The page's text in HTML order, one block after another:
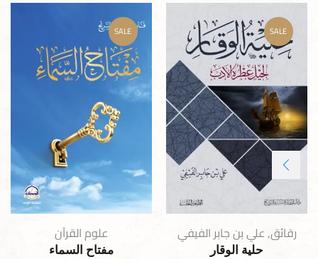
SALE
رقائق,علي بن جابر الفيفي
حلية الوقار
SALE
علوم القرآن
مفتاح السماء